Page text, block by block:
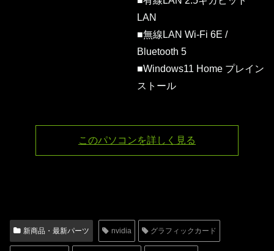
LAN
■無線LAN Wi-Fi 6E /
Bluetooth 5
■Windows11 Home プレイン
ストール
このパソコンを詳しく見る
新商品・最新パーツ nvidia グラフィックカード